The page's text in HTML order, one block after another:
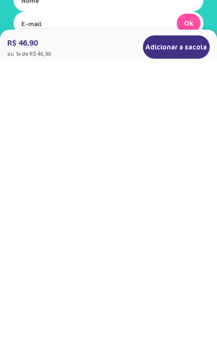
R$ 46,90
ou 1x de R$ 46,90
Adicionar a sacola
Ok
Ao se cadastrar, você concorda com a nossa